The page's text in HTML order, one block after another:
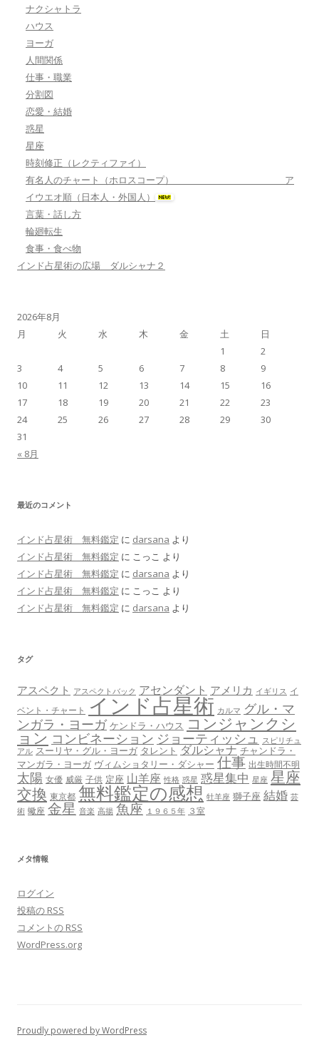
ナクシャトラ
ハウス
ヨーガ
人間関係
仕事・職業
分割図
恋愛・結婚
惑星
星座
時刻修正（レクティファイ）
有名人のチャート（ホロスコープ） ア
イウエオ順（日本人・外国人）
言葉・話し方
輪廻転生
食事・食べ物
インド占星術の広場 ダルシャナ２
2026年8月
月
火 水 木 金 土 日
« 8月
1
2
3
4 5 6 7 8
9
10
11 12 13 14 15
16
17
18 19 20 21 22
23
24
25 26 27 28 29
30
31
最近のコメント
インド占星術 無料鑑定 に darsana より
インド占星術 無料鑑定 に こっこ より
インド占星術 無料鑑定 に darsana より
インド占星術 無料鑑定 に こっこ より
インド占星術 無料鑑定 に darsana より
タグ
アスペクト アスペクトバック アセンダント アメリカ イギリス イ
ベント・チャート インド占星術 カルマ グル・マ
ンガラ・ヨーガ ケンドラ・ハウス コンジャンクシ
ョン コンビネーション ジョーティッシュ スピリチュ
アル スーリヤ・グル・ヨーガ タレント ダルシャナ チャンドラ・
マンガラ・ヨーガ ヴィムショタリー・ダシャー 仕事 出生時間不明
太陽 女優 威厳 子供 定座 山羊座 性格 惑星 惑星集中 星座 星座
交換 東京都 無料鑑定の感想 牡羊座 獅子座 結婚 芸
術 蠍座 金星 音楽 高揚 魚座 １９６５年 ３室
メタ情報
ログイン
投稿の RSS
コメントの RSS
WordPress.org
Proudly powered by WordPress